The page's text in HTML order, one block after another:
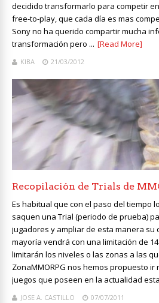
decidido transformarlo para competir
free-to-play, que cada día es mas
Sony no ha querido compartir mucha
transformación pero ... [Read More]
KIBA 21/03/2012
Recopilación de Trials de
Es habitual que con el paso del tiempo
saquen una Trial (periodo de prueba)
jugadores y ampliar de esta manera su
mayoría vendrá con una limitación de
limitarán los niveles o las zonas a las
ZonaMMORPG nos hemos propuesto
juegos que poseen en la actualidad
JOSE A. CASTILLO 07/07/2011